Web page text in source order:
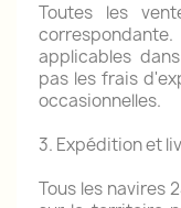
Toutes les
correspondante.
applicables
pas les frais
occasionnelles.
3. Expédition et
Tous les navires